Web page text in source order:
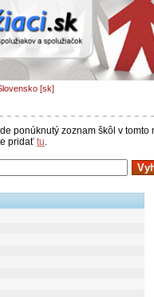
[sk]
ponúknutý zoznam škôl v
pridať tu